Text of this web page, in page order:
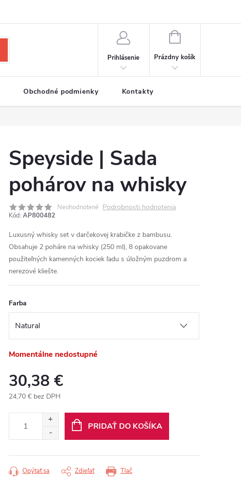
Prihlásenie
NÁKUPNÝ
Prázdny košík
Obchodné podmienky Kontakty
Speyside | Sada
pohárov na whisky
Neohodnotené Podrobnosti hodnotenia
Kód: AP800482
Luxusný whisky set v darčekovej krabičke z bambusu.
Obsahuje 2 poháre na whisky (250 ml), 8 opakovane
použiteľných kamenných kociek ľadu s úložným puzdrom a
nerezové kliešte.
Farba
Momentálne nedostupné
30,38 €
24,70 € bez DPH
PRIDAŤ DO KOŠÍKA
Tlač
Opýtať sa Zdieľať